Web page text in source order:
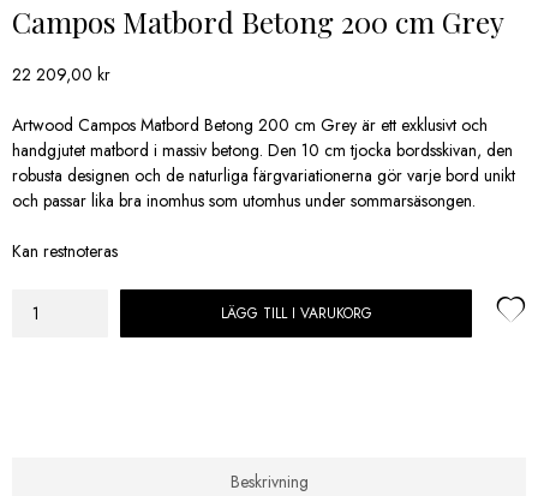
Campos Matbord Betong 200 cm Grey
22 209,00 kr
Artwood Campos Matbord Betong 200 cm Grey är ett exklusivt och
handgjutet matbord i massiv betong. Den 10 cm tjocka bordsskivan, den
robusta designen och de naturliga färgvariationerna gör varje bord unikt
och passar lika bra inomhus som utomhus under sommarsäsongen.
Kan restnoteras
Campos
LÄGG TILL I VARUKORG
Beskrivning